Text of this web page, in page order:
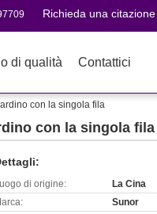
Richieda una citazione
di qualità Contattici
con la singola fila
con la singola fila
di origine:
La Cina
Sunor